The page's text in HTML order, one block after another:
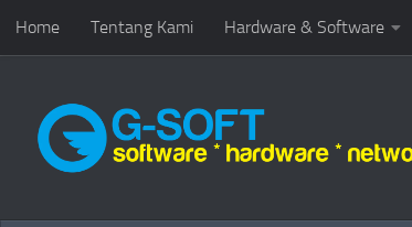
Skip to content
Home Tentang Kami Hardware & Software